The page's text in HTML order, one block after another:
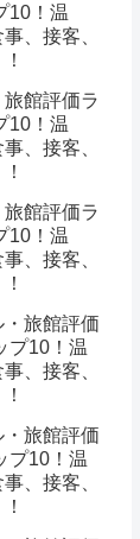
10！温
、接客、
館評価ラ
10！温
、接客、
館評価ラ
10！温
、接客、
旅館評価
プ10！温
、接客、
旅館評価
プ10！温
、接客、